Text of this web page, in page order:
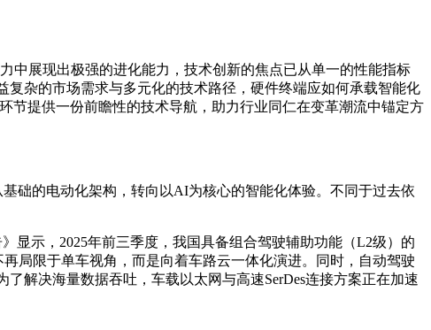
中展现出极强的进化能力，技术创新的焦点已从单一的性能指标
复杂的市场需求与多元化的技术路径，硬件终端应如何承载智能化
节提供一份前瞻性的技术导航，助力行业同仁在变革潮流中锚定方
础的电动化架构，转向以AI为核心的智能化体验。不同于过去依
显示，2025年前三季度，我国具备组合驾驶辅助功能（L2级）的
局限于单车视角，而是向着车路云一体化演进。同时，自动驾驶
解决海量数据吞吐，车载以太网与高速SerDes连接方案正在加速